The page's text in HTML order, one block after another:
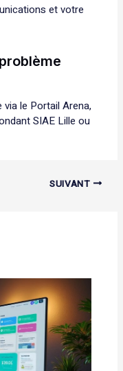
et votre
le Portail Arena,
SIAE Lille ou
SUIVANT